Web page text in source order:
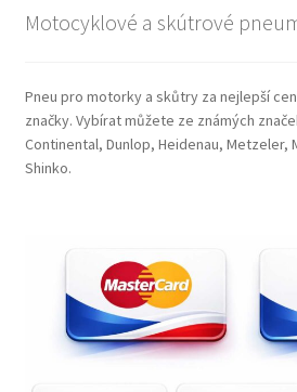
Motocyklové a skútrové
Pneu pro motorky a skůtry za nejlepší
značky. Vybírat můžete ze známých
Continental, Dunlop, Heidenau, Metzeler,
Shinko.